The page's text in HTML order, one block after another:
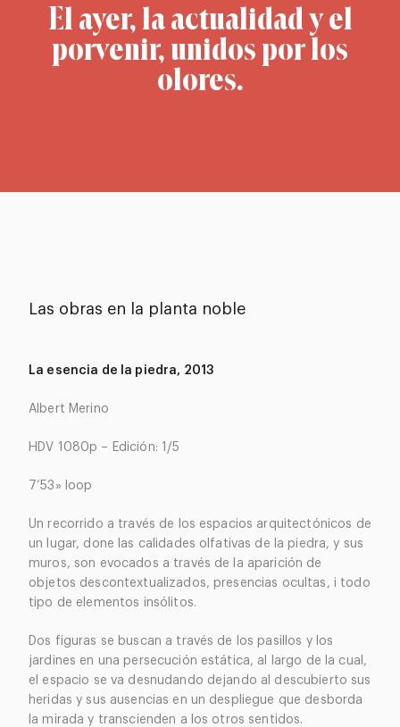
El ayer, la actualidad y el
porvenir, unidos por los
olores.
Las obras en la planta noble
La esencia de la piedra, 2013
Albert Merino
HDV 1080p – Edición: 1/5
7’53» loop
Un recorrido a través de los espacios arquitectónicos de
un lugar, done las calidades olfativas de la piedra, y sus
muros, son evocados a través de la aparición de
objetos descontextualizados, presencias ocultas, i todo
tipo de elementos insólitos.
Dos figuras se buscan a través de los pasillos y los
jardines en una persecución estática, al largo de la cual,
el espacio se va desnudando dejando al descubierto sus
heridas y sus ausencias en un despliegue que desborda
la mirada y transcienden a los otros sentidos.